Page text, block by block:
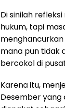
Di sinilah
hukum, tapi
mana pun tidak
bercokol di
Karena itu,
Desember yang